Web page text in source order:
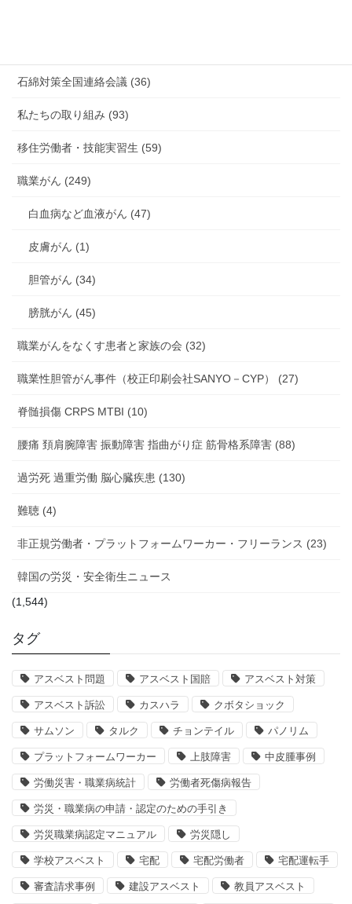
石綿対策全国連絡会議 (36)
私たちの取り組み (93)
移住労働者・技能実習生 (59)
職業がん (249)
白血病など血液がん (47)
皮膚がん (1)
胆管がん (34)
膀胱がん (45)
職業がんをなくす患者と家族の会 (32)
職業性胆管がん事件（校正印刷会社SANYO－CYP） (27)
脊髄損傷 CRPS MTBI (10)
腰痛 頚肩腕障害 振動障害 指曲がり症 筋骨格系障害 (88)
過労死 過重労働 脳心臓疾患 (130)
難聴 (4)
非正規労働者・プラットフォームワーカー・フリーランス (23)
韓国の労災・安全衛生ニュース
(1,544)
タグ
アスベスト問題 アスベスト国賠 アスベスト対策
アスベスト訴訟 カスハラ クボタショック
サムソン タルク チョンテイル パノリム
プラットフォームワーカー 上肢障害 中皮腫事例
労働災害・職業病統計 労働者死傷病報告
労災・職業病の申請・認定のための手引き
労災職業病認定マニュアル 労災隠し
学校アスベスト 宅配 宅配労働者 宅配運転手
審査請求事例 建設アスベスト 教員アスベスト